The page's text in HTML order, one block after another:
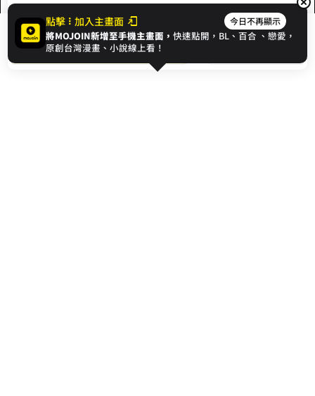
開始閱讀
BlackTor
Hashtag
點擊 加入主畫面 今日不再顯示
將MOJOIN新增至手機主畫面，快速點開，BL、百合 、戀愛，
原創台灣漫畫、小說線上看！
Cookie，欲瞭解更多資訊請見隱私權政策。
我同意